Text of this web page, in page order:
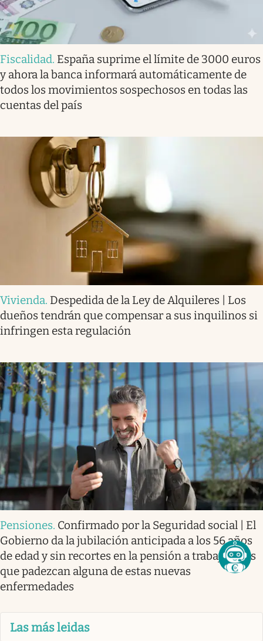
Fiscalidad. España suprime el límite de 3000 euros
y ahora la banca informará automáticamente de
todos los movimientos sospechosos en todas las
cuentas del país
Vivienda. Despedida de la Ley de Alquileres | Los
dueños tendrán que compensar a sus inquilinos si
infringen esta regulación
Pensiones. Confirmado por la Seguridad social | El
Gobierno da la jubilación anticipada a los 56 años
de edad y sin recortes en la pensión a trabajadores
que padezcan alguna de estas nuevas
enfermedades
Las más leidas